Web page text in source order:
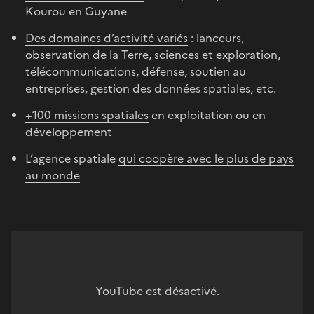
Kourou en Guyane
Des domaines d’activité variés : lanceurs,
observation de la Terre, sciences et exploration,
télécommunications, défense, soutien au
entreprises, gestion des données spatiales, etc.
+100 missions spatialesen exploitation ou en
développement
L’agence spatialequi coopère avec le plus de pays
au monde
YouTube est désactivé.